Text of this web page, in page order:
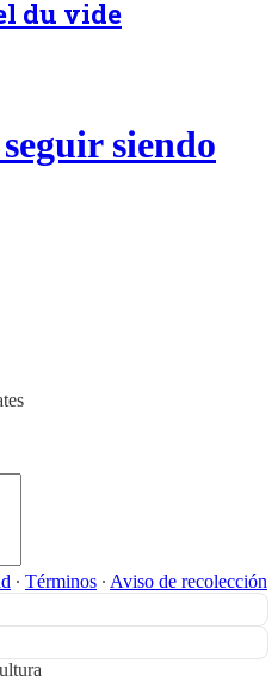
du vide
siendo
∙ Términos ∙ Aviso de recolección